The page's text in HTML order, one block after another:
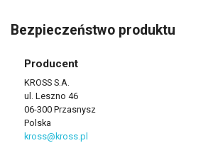
Bezpieczeństwo produktu
Producent
KROSS S.A.
ul. Leszno 46
06-300 Przasnysz
Polska
kross@kross.pl